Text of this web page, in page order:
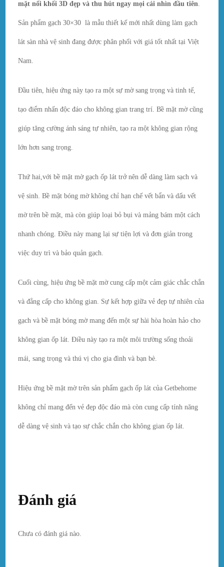
mặt nổi khối 3D đẹp và thu hút ngay mọi cái nhìn đầu tiên
Sản phẩm gạch 30×30 là mẫu thiết kế mới nhất dùng làm gạch
lát sàn nhà vệ sinh đang được phân phối với giá tốt nhất tại Việt
Nam.
Đầu tiên, hiệu ứng này tạo ra một sự mờ sang trọng và tinh tế,
tạo điểm nhấn độc đáo cho không gian trang trí. Bề mặt mờ cũng
giúp tăng cường ánh sáng tự nhiên, tạo ra một không gian rộng
lớn hơn sang trọng.
Thứ hai,với bề mặt mờ gạch ốp lát trở nên dễ dàng làm sạch và
vệ sinh. Bề mặt bóng mờ không chỉ hạn chế vết bẩn và dấu vết
mờ trên bề mặt, mà còn giúp loại bỏ bụi và mảng bám một cách
nhanh chóng. Điều này mang lại sự tiện lợi và đơn giản trong
việc duy trì và bảo quản gạch.
Cuối cùng, hiệu ứng bề mặt mờ cung cấp một cảm giác chắc chắn
và đẳng cấp cho không gian. Sự kết hợp giữa vẻ đẹp tự nhiên của
gạch và bề mặt bóng mờ mang đến một sự hài hòa hoàn hảo cho
không gian ốp lát. Điều này tạo ra một môi trường sống thoải
mái, sang trọng và thú vị cho gia đình và bạn bè.
Hiệu ứng bề mặt mờ trên sản phẩm gạch ốp lát của Getbehome
không chỉ mang đến vẻ đẹp độc đáo mà còn cung cấp tính năng
dễ dàng vệ sinh và tạo sự chắc chắn cho không gian ốp lát.
Đánh giá
Chưa có đánh giá nào.